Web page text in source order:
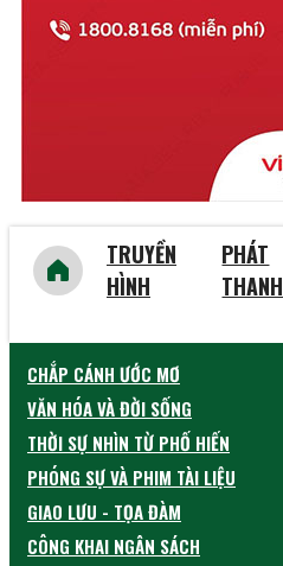
Vĩnh Phúc
Vũng Tàu
TRUYỀN
HÌNH
PHÁT
THANH
CHẮP CÁNH ƯỚC MƠ
VĂN HÓA VÀ ĐỜI SỐNG
THỜI SỰ NHÌN TỪ PHỐ HIẾN
PHÓNG SỰ VÀ PHIM TÀI LIỆU
GIAO LƯU - TỌA ĐÀM
CÔNG KHAI NGÂN SÁCH